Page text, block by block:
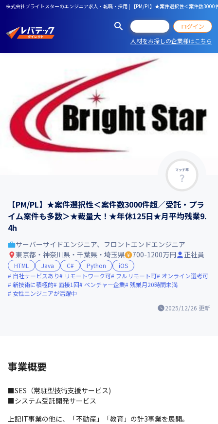
株式会社ブライトスターのエンジニア求人・転職・採用 | 【PM/PL】★案件選択性＜案件数
ログイン
人材をお探しの企業様はこちら
マッチ率
【PM/PL】★案件選択性＜案件数3000件超／受託・プラ
イム案件も多数＞★裁量大！★年休125日★月平均残業9.
4h
2025/12/26 更新
サーバーサイドエンジニア、フロントエンドエンジニア
東京都・神奈川県・千葉県・埼玉県
700-1200万円 正社員
HTML Java C# Python
iOS
自社サービスあり
リモートワーク可 フルリモート可
オンライン選考可
新技術に積極的
面接1回 ベンチャー企業 残業月20時間未満
女性エンジニアが活躍中
事業概要
■SES（常駐型技術支援サービス)
■システム受託開発サービス
上記IT事業の他に、「不動産」「教育」の計3事業を展開。